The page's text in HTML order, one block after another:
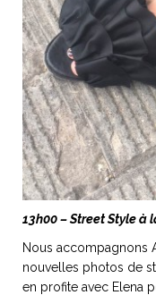
13h00 – Street Style à
Nous accompagnons
nouvelles photos de
en profite avec Elena